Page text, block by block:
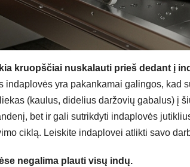
kruopščiai nuskalauti prieš dedant į
indaplovės yra pakankamai galingos, kad
(kaulus, didelius daržovių gabalus) į
bet ir gali sutrikdyti indaplovės
ciklą. Leiskite indaplovei atlikti savo
negalima plauti visų indų.